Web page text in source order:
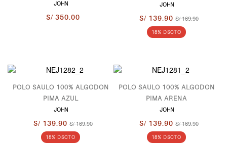
JOHN
S/ 350.00
JOHN
S/ 139.90 S/ 169.90
18% DSCTO
POLO SAULO 100% ALGODON
PIMA AZUL
JOHN
S/ 139.90 S/ 169.90
18% DSCTO
POLO SAULO 100% ALGODON
PIMA ARENA
JOHN
S/ 139.90 S/ 169.90
18% DSCTO